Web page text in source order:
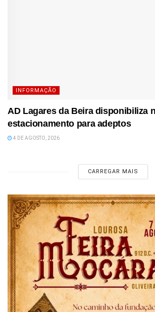
INFORMAÇÃO
AD Lagares da Beira disponibiliza
estacionamento para adeptos
4 DE AGOSTO, 2026
CARREGAR MAIS